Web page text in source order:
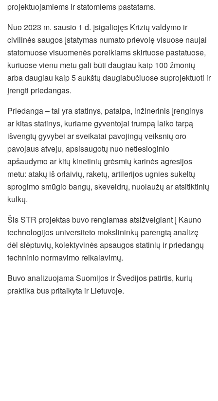
projektuojamiems ir statomiems pastatams.
Nuo 2023 m. sausio 1 d. įsigaliojęs Krizių valdymo ir
civilinės saugos įstatymas numato prievolę visuose naujai
statomuose visuomenės poreikiams skirtuose pastatuose,
kuriuose vienu metu gali būti daugiau kaip 100 žmonių
arba daugiau kaip 5 aukštų daugiabučiuose suprojektuoti ir
įrengti priedangas.
Priedanga – tai yra statinys, patalpa, inžinerinis įrenginys
ar kitas statinys, kuriame gyventojai trumpą laiko tarpą
išvengtų gyvybei ar sveikatai pavojingų veiksnių oro
pavojaus atveju, apsisaugotų nuo netiesioginio
apšaudymo ar kitų kinetinių grėsmių karinės agresijos
metu: atakų iš orlaivių, raketų, artilerijos ugnies sukeltų
sprogimo smūgio bangų, skeveldrų, nuolaužų ar atsitiktinių
kulkų.
Šis STR projektas buvo rengiamas atsižvelgiant į Kauno
technologijos universiteto mokslininkų parengtą analizę
dėl slėptuvių, kolektyvinės apsaugos statinių ir priedangų
techninio normavimo reikalavimų.
Buvo analizuojama Suomijos ir Švedijos patirtis, kurių
praktika bus pritaikyta ir Lietuvoje.